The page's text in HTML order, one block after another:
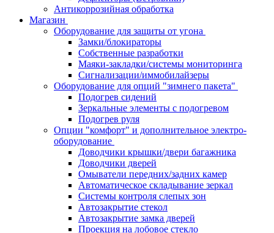
Антикоррозийная обработка
Магазин
Оборудование для защиты от угона
Замки/блокираторы
Собственные разработки
Маяки-закладки/системы мониторинга
Сигнализации/иммобилайзеры
Оборудование для опций "зимнего пакета"
Подогрев сидений
Зеркальные элементы с подогревом
Подогрев руля
Опции "комфорт" и дополнительное электро-
оборудование
Доводчики крышки/двери багажника
Доводчики дверей
Омыватели передних/задних камер
Автоматическое складывание зеркал
Системы контроля слепых зон
Автозакрытие стекол
Автозакрытие замка дверей
Проекция на лобовое стекло